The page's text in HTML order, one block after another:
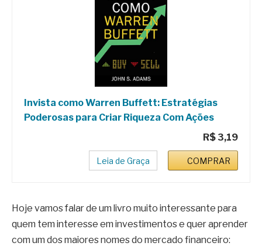
Invista como Warren Buffett: Estratégias
Poderosas para Criar Riqueza Com Ações
R$ 3,19
Leia de Graça COMPRAR
Hoje vamos falar de um livro muito interessante para
quem tem interesse em investimentos e quer aprender
com um dos maiores nomes do mercado financeiro: